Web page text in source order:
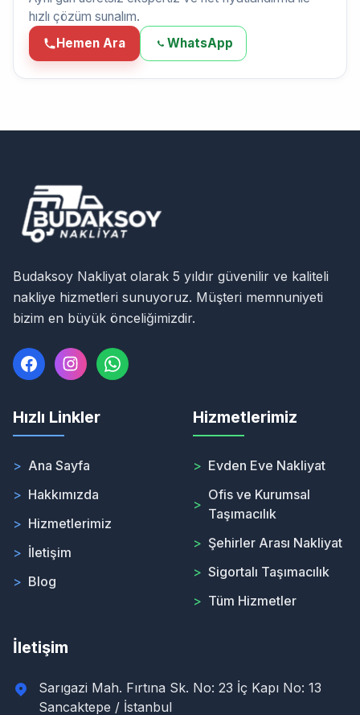
hızlı çözüm sunalım.
Hemen Ara
WhatsApp
Budaksoy Nakliyat olarak 5 yıldır güvenilir ve kaliteli
nakliye hizmetleri sunuyoruz. Müşteri memnuniyeti
bizim en büyük önceliğimizdir.
Hızlı Linkler
> Ana Sayfa
> Hakkımızda
> Hizmetlerimiz
> İletişim
> Blog
Hizmetlerimiz
> Evden Eve Nakliyat
>
Ofis ve Kurumsal
Taşımacılık
> Şehirler Arası Nakliyat
> Sigortalı Taşımacılık
> Tüm Hizmetler
İletişim
Sarıgazi Mah. Fırtına Sk. No: 23 İç Kapı No: 13
Sancaktepe / İstanbul